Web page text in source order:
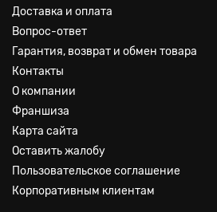
Доставка и оплата
Вопрос-ответ
Гарантия, возврат и обмен товара
Контакты
О компании
Франшиза
Карта сайта
Оставить жалобу
Пользовательское соглашение
Корпоративным клиентам